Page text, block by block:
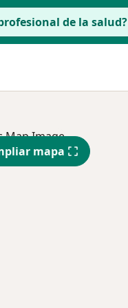
de la salud?
mapa